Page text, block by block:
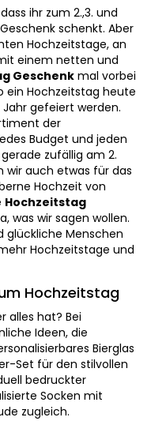
ihr zum 2.,3. und
schenkt. Aber
Hochzeitstage, an
einem netten und
Geschenkmal vorbei
ein Hochzeitstag heute
gefeiert werden.
der
Budget und jeden
zufällig am 2.
wir auch etwas für das
Hochzeit von
Hochzeitstag
was wir sagen wollen.
glückliche Menschen
Hochzeitstage und
Hochzeitstag
alles hat? Bei
Ideen, die
Bierglas
Set für den stilvollen
bedruckter
Socken mit
zugleich.